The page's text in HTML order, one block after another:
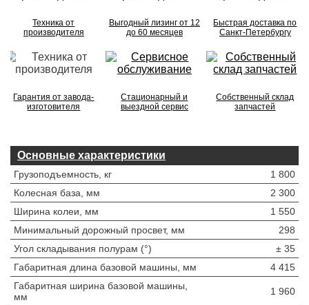
Техника от
производителя
Выгодный лизинг от 12
до 60 месяцев
Быстрая доставка по
Санкт-Петербургу
Гарантия от завода-
изготовителя
Стационарный и
выездной сервис
Собственный склад
запчастей
Основные характеристики
Грузоподъемность, кг
1 800
Колесная база, мм
2 300
Ширина колеи, мм
1 550
Минимальный дорожный просвет, мм
298
Угол складывания полурам (°)
± 35
Габаритная длина базовой машины, мм
4 415
Габаритная ширина базовой машины,
мм
1 960